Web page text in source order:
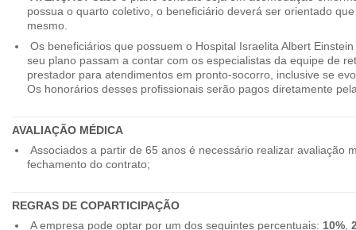
possua o quarto coletivo, o beneficiário deverá ser orientado
mesmo.
Os beneficiários que possuem o Hospital Israelita Albert
seu plano passam a contar com os especialistas da equipe de
prestador para atendimentos em pronto-socorro, inclusive se
Os honorários desses profissionais serão pagos diretamente
AVALIAÇÃO MÉDICA
Associados a partir de 65 anos é necessário realizar avaliação
fechamento do contrato;
REGRAS DE COPARTICIPAÇÃO
A empresa pode optar por um dos seguintes percentuais: 10%,